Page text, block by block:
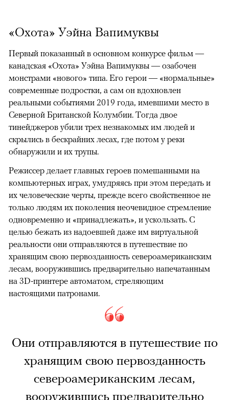
«Охота» Уэйна Вапимуквы
Первый показанный в основном конкурсе фильм —
канадская «Охота» Уэйна Вапимуквы — озабочен
монстрами «нового» типа. Его герои — «нормальные»
современные подростки, а сам он вдохновлен
реальными событиями 2019 года, имевшими место в
Северной Британской Колумбии. Тогда двое
тинейджеров убили трех незнакомых им людей и
скрылись в бескрайних лесах, где потом у реки
обнаружили и их трупы.
Режиссер делает главных героев помешанными на
компьютерных играх, умудряясь при этом передать и
их человеческие черты, прежде всего свойственное не
только людям их поколения неочевидное стремление
одновременно и «принадлежать», и ускользать. С
целью бежать из надоевшей даже им виртуальной
реальности они отправляются в путешествие по
хранящим свою первозданность североамериканским
лесам, вооружившись предварительно напечатанным
на 3D-принтере автоматом, стреляющим
настоящими патронами.
Они отправляются в путешествие по
хранящим свою первозданность
североамериканским лесам,
вооружившись предварительно